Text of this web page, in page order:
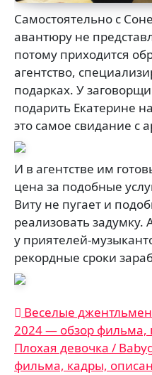
Самостоятельно с
авантюру не
потому приходится
агентство,
подарках. У
подарить Екатерине
это самое свидание с
И в агентстве им
цена за подобные
Виту не пугает и
реализовать
у приятелей-
рекордные сроки
Навигация
по
записям
Веселые
2024 — обзор фильма,
Плохая девочка /
фильма, кадры,